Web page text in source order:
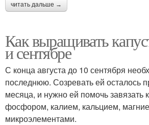
читать дальше →
Как выращивать
и сентябре
С конца августа до 10 сентября
последнюю. Созревать ей осталось
месяца, и нужно ей помочь завязать
фосфором, калием, кальцием,
микроэлементами.